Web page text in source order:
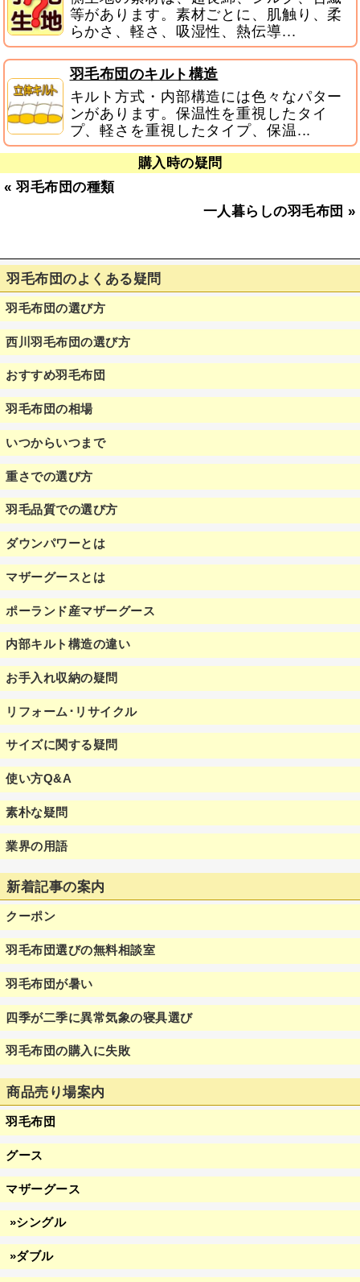
等があります。素材ごとに、肌触り、柔
らかさ、軽さ、吸湿性、熱伝導...
羽毛布団のキルト構造
キルト方式・内部構造には色々なパター
ンがあります。保温性を重視したタイ
プ、軽さを重視したタイプ、保温...
購入時の疑問
«羽毛布団の種類
一人暮らしの羽毛布団 »
羽毛布団のよくある疑問
羽毛布団の選び方
西川羽毛布団の選び方
おすすめ羽毛布団
羽毛布団の相場
いつからいつまで
重さでの選び方
羽毛品質での選び方
ダウンパワーとは
マザーグースとは
ポーランド産マザーグース
内部キルト構造の違い
お手入れ収納の疑問
リフォーム･リサイクル
サイズに関する疑問
使い方Q&A
素朴な疑問
業界の用語
新着記事の案内
クーポン
羽毛布団選びの無料相談室
羽毛布団が暑い
四季が二季に異常気象の寝具選び
羽毛布団の購入に失敗
商品売り場案内
羽毛布団
グース
マザーグース
»シングル
»ダブル